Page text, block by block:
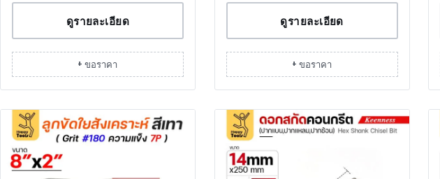
ดูรายละเอียด
+ ขอราคา
ดูรายละเอียด
+ ขอราคา